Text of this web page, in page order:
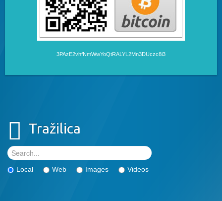
3PAzE2vhfNmWwYoQtRALYL2Mn3DUczc8i3
Tražilica
Local Web Images Videos